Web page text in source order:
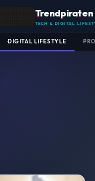
Trendpiraten
TECH & DIGITAL
DIGITAL LIFESTYLE